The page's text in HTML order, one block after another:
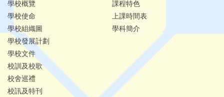
學校概覽
學校使命
學校組織圖
學校發展計劃
學校文件
校訓及校歌
校舍巡禮
校訊及特刊
課程特色
上課時間表
學科簡介